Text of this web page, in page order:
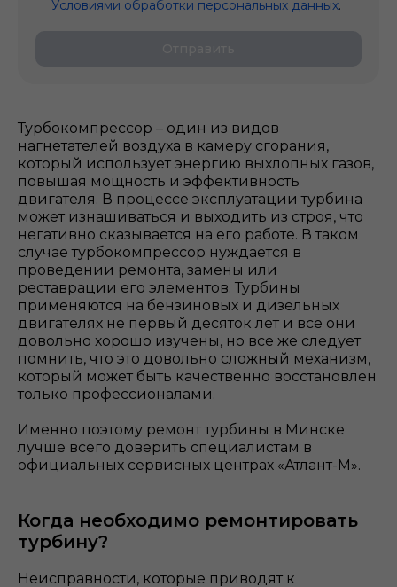
Турбокомпрессор – один из видов
нагнетателей воздуха в камеру сгорания,
который использует энергию выхлопных газов,
повышая мощность и эффективность
двигателя. В процессе эксплуатации турбина
может изнашиваться и выходить из строя, что
негативно сказывается на его работе. В таком
случае турбокомпрессор нуждается в
проведении ремонта, замены или
реставрации его элементов. Турбины
применяются на бензиновых и дизельных
двигателях не первый десяток лет и все они
довольно хорошо изучены, но все же следует
помнить, что это довольно сложный механизм,
который может быть качественно восстановлен
только профессионалами.
Именно поэтому ремонт турбины в Минске
лучше всего доверить специалистам в
официальных сервисных центрах «Атлант-М».
Когда необходимо ремонтировать
турбину?
Неисправности, которые приводят к
Условиями обработки персональных данных.